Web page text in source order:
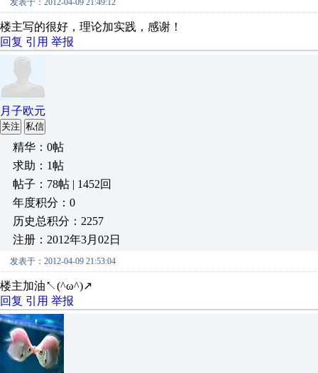
发表于：2012-04-09 21:49:12
楼主写的很好，理论加实践，感谢！
回复 引用 举报
月子欧元
关注 私信
精华：0帖
求助：1帖
帖子：78帖 | 1452回
年度积分：0
历史总积分：2257
注册：2012年3月02日
发表于：2012-04-09 21:53:04
楼主加油↖(^ω^)↗
回复 引用 举报